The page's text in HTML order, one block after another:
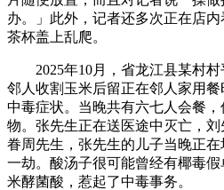
办。」此外，记者还多次正在店
茶杯盖上乱爬。
2025年10月，省龙江县某村村
邻人收割玉米后留正在邻人家用
中毒症状。当晚共有六七人会餐
物。张先生正在送医途中灭亡，
眷周先生，张先生的儿子当晚正
一劫。酸汤子很可能曾经有椰毒
米酵菌酸，惹起了中毒事务。